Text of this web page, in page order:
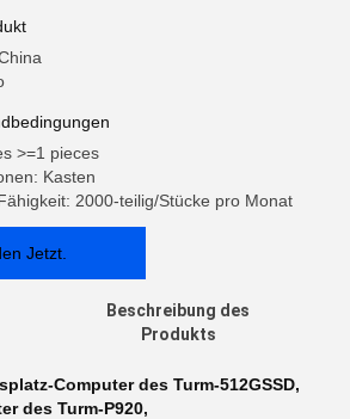
>=1 pieces
Kasten
2000-teilig/Stücke pro Monat
Jetzt.
Beschreibung des
Produkts
Computer des Turm-512GSSD,
des Turm-P920,